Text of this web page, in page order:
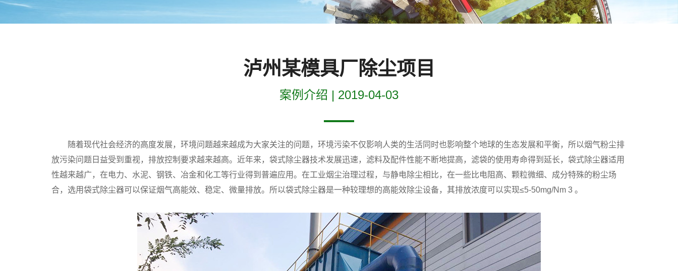
泸州某模具厂除尘项目
案例介绍 | 2019-04-03
随着现代社会经济的高度发展，环境问题越来越成为大家关注的问题，环境污染不仅影响人类的生活同时也影响整个地球的生态发展和平衡，所以烟气粉尘排
放污染问题日益受到重视，排放控制要求越来越高。近年来，袋式除尘器技术发展迅速，滤料及配件性能不断地提高，滤袋的使用寿命得到延长，袋式除尘器适用
性越来越广，在电力、水泥、钢铁、冶金和化工等行业得到普遍应用。在工业烟尘治理过程，与静电除尘相比，在一些比电阻高、颗粒微细、成分特殊的粉尘场
合，选用袋式除尘器可以保证烟气高能效、稳定、微量排放。所以袋式除尘器是一种较理想的高能效除尘设备，其排放浓度可以实现≤5-50mg/Nm 3 。